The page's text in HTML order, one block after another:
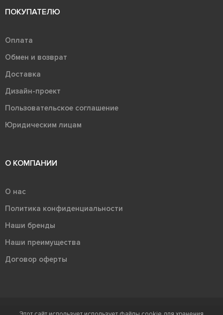
ПОКУПАТЕЛЮ
Оплата
Обмен и возврат
Доставка
Дизайн-проект
Пользовательское соглашение
Юридическим лицам
О КОМПАНИИ
О нас
Политика конфиденциальности
Наши бренды
Наши преимущества
Договор оферты